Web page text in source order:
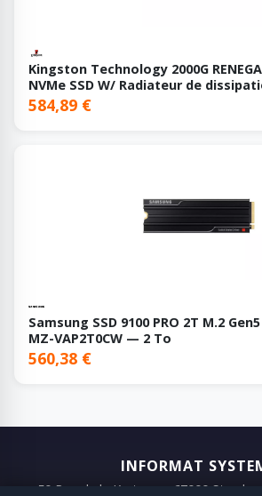
Kingston Technology 2000G
NVMe SSD W/ Radiateur de
584,89 €
Samsung SSD 9100 PRO 2T M.2
MZ-VAP2T0CW — 2 To
560,38 €
INFORMAT
50 Rue de la Krutenau, 67000